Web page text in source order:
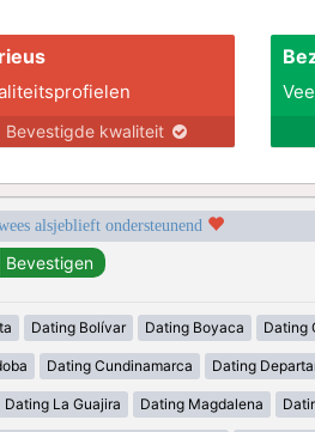
Bevestigde kwaliteit
alsjeblieft ondersteunend
Dating Bolívar Dating Boyaca Dating
Dating Cundinamarca Dating
Dating La Guajira Dating Magdalena